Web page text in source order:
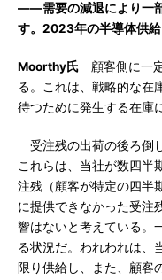
――需要の減退により一
す。2023年の半導体供給
Moorthy氏 顧客側に一
る。これは、戦略的な在
待つために発生する在庫
受注残の出荷の後ろ倒
これらは、当社が数四半
注残（顧客が特定の四半
に提供できなかった受注
響はないと考えている。
る状況だ。われわれは、
限り供給し、また、顧客